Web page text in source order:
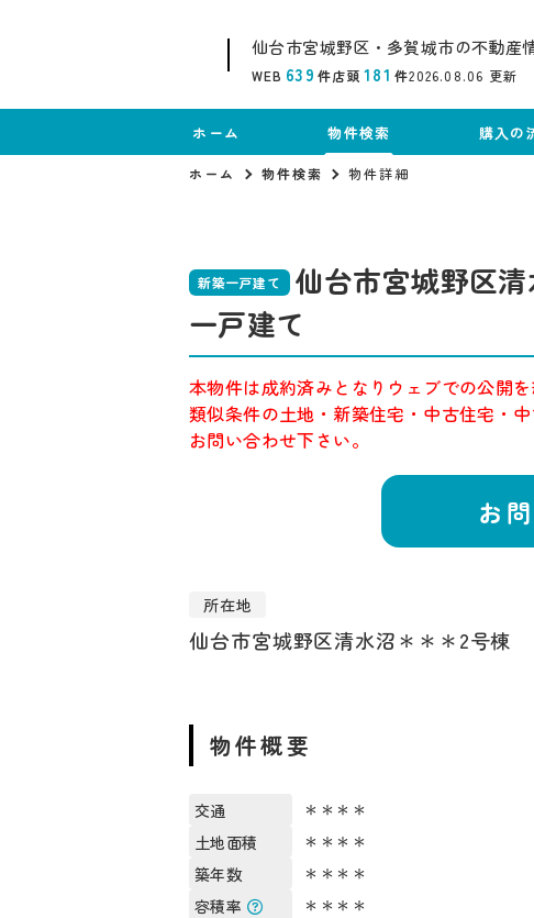
仙台市宮城野区・多賀城市の不動産
WEB 639 件店頭 181 件2026.08.06 更新
ホーム 物件検索 購入の
ホーム 物件検索 物件詳細
新築一戸建て
仙台市宮城野区
一戸建て
本物件は成約済みとなりウェブでの公開を
類似条件の土地・新築住宅・中古住宅・
お問い合わせ下さい。
お
所在地
仙台市宮城野区清水沼＊＊＊2号棟
物件概要
交通 ＊＊＊＊
土地面積
＊＊＊＊
築年数
＊＊＊＊
容積率
＊＊＊＊